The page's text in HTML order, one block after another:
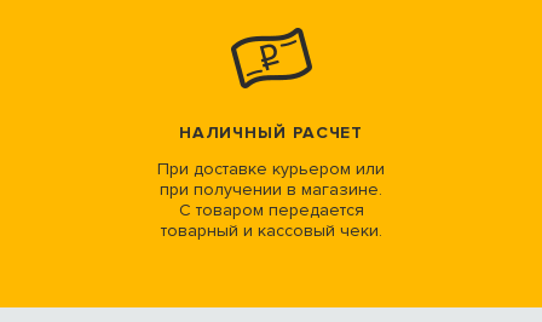
НАЛИЧНЫЙ РАСЧЕТ
При доставке курьером или
при получении в магазине.
С товаром передается
товарный и кассовый чеки.